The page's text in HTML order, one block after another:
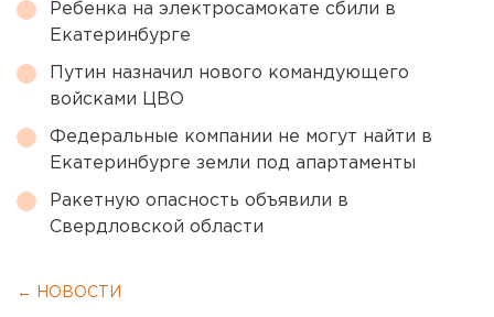
Ребенка на электросамокате сбили в
Екатеринбурге
Путин назначил нового командующего
войсками ЦВО
Федеральные компании не могут найти в
Екатеринбурге земли под апартаменты
Ракетную опасность объявили в
Свердловской области
← НОВОСТИ